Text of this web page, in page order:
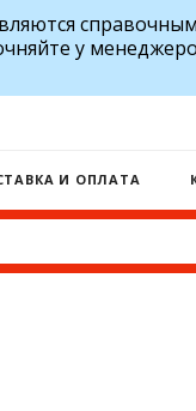
у
И ОПЛАТА